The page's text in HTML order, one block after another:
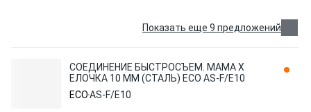
Показать еще 9 предложений
СОЕДИНЕНИЕ БЫСТРОСЪЕМ. МАМА Х
ЕЛОЧКА 10 ММ (СТАЛЬ) ECO AS-F/E10
ECOAS-F/E10